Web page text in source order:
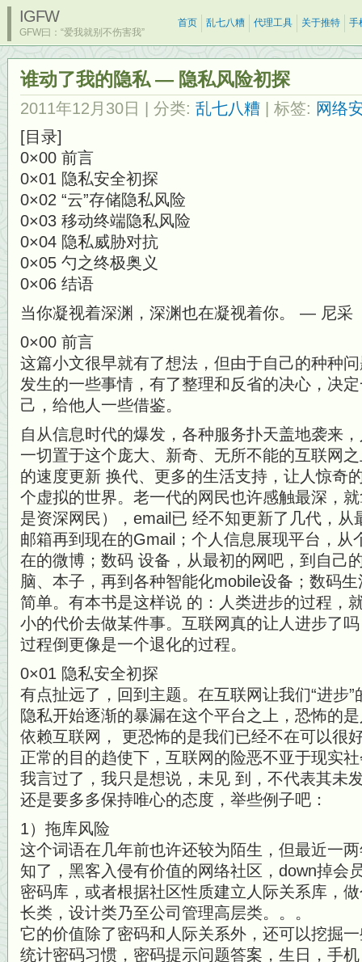
IGFW
GFW曰：“爱我就别不伤害我”
首页 乱七八糟 代理工具 关于推特 手
谁动了我的隐私 — 隐私风险初探
2011年12月30日 | 分类: 乱七八糟 | 标签: 网络
[目录]
0×00 前言
0×01 隐私安全初探
0×02 “云”存储隐私风险
0×03 移动终端隐私风险
0×04 隐私威胁对抗
0×05 勺之终极奥义
0×06 结语
当你凝视着深渊，深渊也在凝视着你。 — 尼采
0×00 前言
这篇小文很早就有了想法，但由于自己的种种
发生的一些事情，有了整理和反省的决心，决
己，给他人一些借鉴。
自从信息时代的爆发，各种服务扑天盖地袭来
一切置于这个庞大、新奇、无所不能的互联网
的速度更新 换代、更多的生活支持，让人惊奇
个虚拟的世界。老一代的网民也许感触最深，
是资深网民），email已 经不知更新了几代，从
邮箱再到现在的Gmail；个人信息展现平台，从
在的微博；数码 设备，从最初的网吧，到自己
脑、本子，再到各种智能化mobile设备；数码
简单。有本书是这样说 的：人类进步的过程，
小的代价去做某件事。互联网真的让人进步了
过程倒更像是一个退化的过程。
0×01 隐私安全初探
有点扯远了，回到主题。在互联网让我们“进步
隐私开始逐渐的暴漏在这个平台之上，恐怖的
依赖互联网， 更恐怖的是我们已经不在可以很
正常的目的趋使下，互联网的险恶不亚于现实
我言过了，我只是想说，未见 到，不代表其未
还是要多多保持唯心的态度，举些例子吧：
1）拖库风险
这个词语在几年前也许还较为陌生，但最近一
知了，黑客入侵有价值的网络社区，down掉会
密码库，或者根据社区性质建立人际关系库，
长类，设计类乃至公司管理高层类。。。
它的价值除了密码和人际关系外，还可以挖掘
统计密码习惯，密码提示问题答案，生日，手